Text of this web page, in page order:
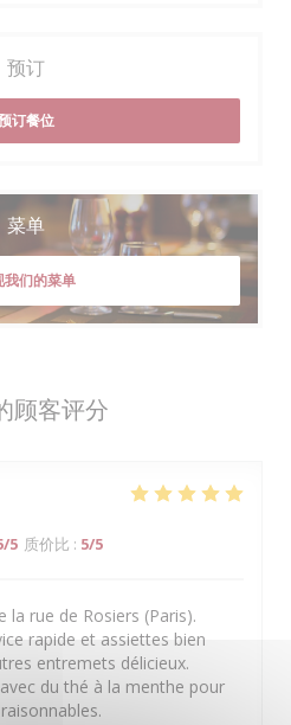
顾客评分
/5 质价比 : 5/5
la rue de Rosiers (Paris).
rapide et assiettes bien
entremets délicieux.
du thé à la menthe pour
预订
订餐位
菜单
我们的菜单